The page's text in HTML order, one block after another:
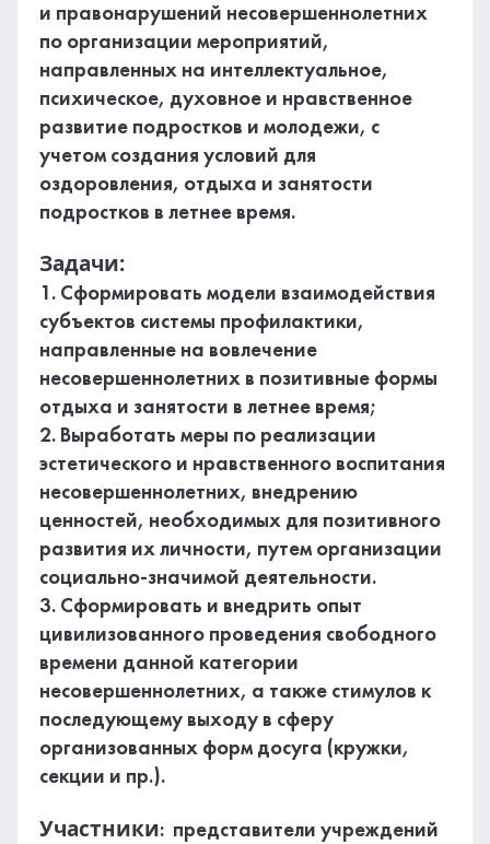
и правонарушений несовершеннолетних
по организации мероприятий,
направленных на интеллектуальное,
психическое, духовное и нравственное
развитие подростков и молодежи, с
учетом создания условий для
оздоровления, отдыха и занятости
подростков в летнее время.
Задачи:
1. Сформировать модели взаимодействия
субъектов системы профилактики,
направленные на вовлечение
несовершеннолетних в позитивные формы
отдыха и занятости в летнее время;
2. Выработать меры по реализации
эстетического и нравственного воспитания
несовершеннолетних, внедрению
ценностей, необходимых для позитивного
развития их личности, путем организации
социально-значимой деятельности.
3. Сформировать и внедрить опыт
цивилизованного проведения свободного
времени данной категории
несовершеннолетних, а также стимулов к
последующему выходу в сферу
организованных форм досуга (кружки,
секции и пр.).
Участники: представители учреждений